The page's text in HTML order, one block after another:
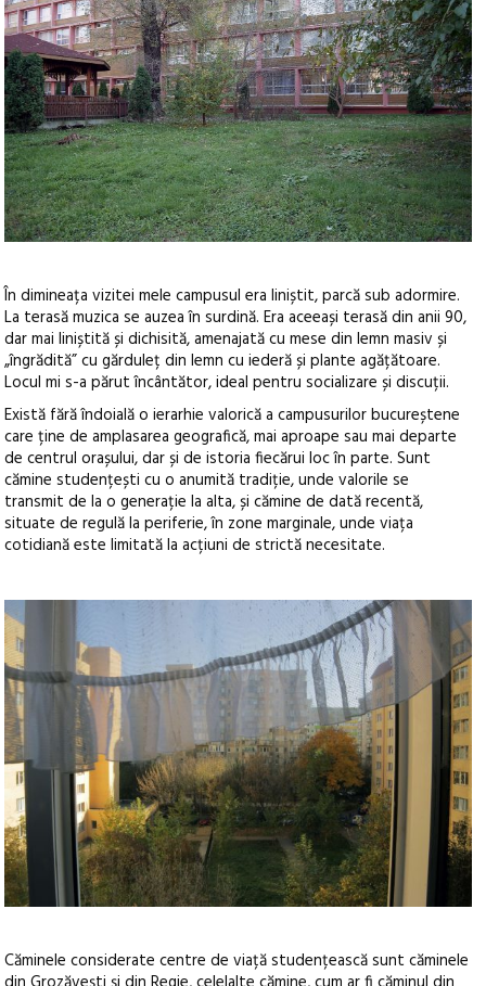
În dimineața vizitei mele campusul era liniștit, parcă sub adormire.
La terasă muzica se auzea în surdină. Era aceeași terasă din anii 90,
dar mai liniștită și dichisită, amenajată cu mese din lemn masiv și
„îngrădită” cu gărduleț din lemn cu iederă și plante agățătoare.
Locul mi s-a părut încântător, ideal pentru socializare și discuții.
Există fără îndoială o ierarhie valorică a campusurilor bucureștene
care ține de amplasarea geografică, mai aproape sau mai departe
de centrul orașului, dar și de istoria fiecărui loc în parte. Sunt
cămine studențești cu o anumită tradiție, unde valorile se
transmit de la o generație la alta, și cămine de dată recentă,
situate de regulă la periferie, în zone marginale, unde viața
cotidiană este limitată la acțiuni de strictă necesitate.
Căminele considerate centre de viață studențească sunt căminele